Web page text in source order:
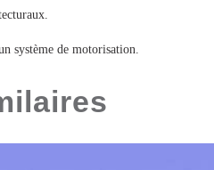
système de motorisation.